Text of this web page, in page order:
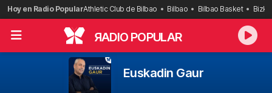
Saltar
al
contenido
Hoy en Radio PopularAthletic Club de Bilbao Bilbao Bilbao Basket
RADIO POPULAR
Euskadin Gaur